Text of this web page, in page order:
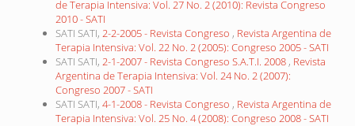
de Terapia Intensiva: Vol. 27 No. 2 (2010): Revista Congreso
2010 - SATI
SATI SATI, 2-2-2005 - Revista Congreso , Revista Argentina de
Terapia Intensiva: Vol. 22 No. 2 (2005): Congreso 2005 - SATI
SATI SATI, 2-1-2007 - Revista Congreso S.A.T.I. 2008 , Revista
Argentina de Terapia Intensiva: Vol. 24 No. 2 (2007):
Congreso 2007 - SATI
SATI SATI, 4-1-2008 - Revista Congreso , Revista Argentina de
Terapia Intensiva: Vol. 25 No. 4 (2008): Congreso 2008 - SATI